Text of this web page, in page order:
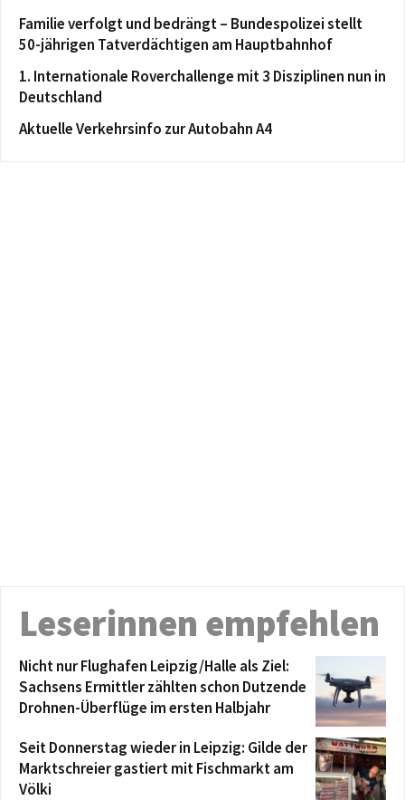
Familie verfolgt und bedrängt – Bundespolizei stellt
50-jährigen Tatverdächtigen am Hauptbahnhof
1. Internationale Roverchallenge mit 3 Disziplinen nun in
Deutschland
Aktuelle Verkehrsinfo zur Autobahn A4
Leserinnen empfehlen
Nicht nur Flughafen Leipzig/Halle als Ziel:
Sachsens Ermittler zählten schon Dutzende
Drohnen-Überflüge im ersten Halbjahr
Seit Donnerstag wieder in Leipzig: Gilde der
Marktschreier gastiert mit Fischmarkt am
Völki